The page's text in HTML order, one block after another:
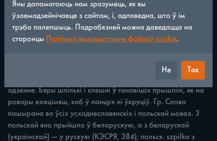
I. Дзендзялеўскі лічыць слова завушніцы
заходнеславянскім 56. Брошка ж. Гэта брошка да твае
сукенкі ні пасуя. Kp. Слова бытуе ва ўсіх
усходнеславянскіх, польскай i іншых мовах. Паходзіць з
франц. broche —4 'брошка, шпілька'італ. brocca — іголка'
(КЭСРЯ, 45; Фаем., I, 219). Шшлька ж. 1. Прыколка.
Шпільку згубіла з галавы. Св. 2. Прылада зашпільваць
адзенне. Бяры шпількі i клешні ў ганавіцах прышпілі, як на
ровары ехацімяш, каб ў ланцух ні ўкруціў. Гр. Слова
пашырана ва ўсіх усходнеславянскіх i польскай мовах. 3
польскай яно прыйшло ў беларускую, a з беларускай
(украінскай) — у рускую (КЭСРЯ, 384); польск. szpilka з
Яны дапамагаюць нам зразумець, як вы
ўзаемадзейнічаеце з сайтам, і, адпаведна, што ў ім
трэба палепшыць. Падрабязней можна даведацца на
старонцы
Палітыка выкарыстання файлаў cookie.
Не Так